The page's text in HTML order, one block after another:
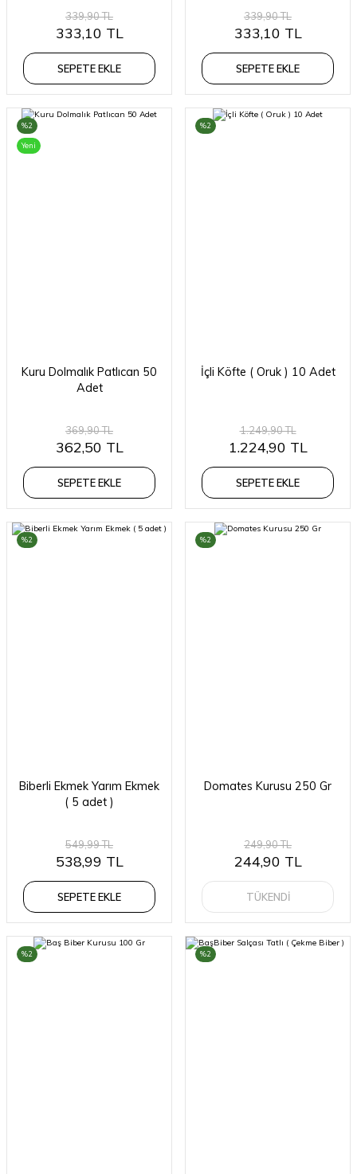
339,90 TL
333,10 TL
SEPETE EKLE
339,90 TL
333,10 TL
SEPETE EKLE
%2
Yeni
Kuru Dolmalık Patlıcan 50
Adet
369,90 TL
362,50 TL
SEPETE EKLE
%2
İçli Köfte ( Oruk ) 10 Adet
1.249,90 TL
1.224,90 TL
SEPETE EKLE
%2
Biberli Ekmek Yarım Ekmek
( 5 adet )
549,99 TL
538,99 TL
SEPETE EKLE
%2
Domates Kurusu 250 Gr
249,90 TL
244,90 TL
TÜKENDİ
%2 %2